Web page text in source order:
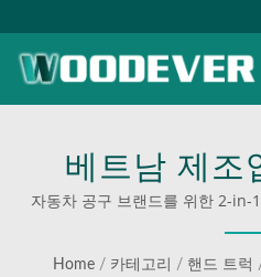
베트남 제조
ODM 크리퍼
계 | BSC 인
자동차 공구 브랜드를 위한 2-in-
｜OEM/ODM 생산｜베트남 공
급업
Home / 카테고리 / 핸드 트럭